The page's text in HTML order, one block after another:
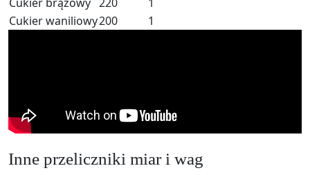
Cukier waniliowy200 1
Inne przeliczniki miar i wag